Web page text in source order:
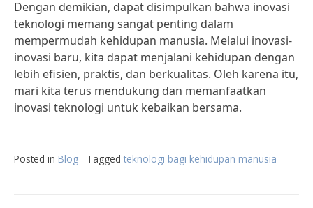
Dengan demikian, dapat disimpulkan bahwa inovasi
teknologi memang sangat penting dalam
mempermudah kehidupan manusia. Melalui inovasi-
inovasi baru, kita dapat menjalani kehidupan dengan
lebih efisien, praktis, dan berkualitas. Oleh karena itu,
mari kita terus mendukung dan memanfaatkan
inovasi teknologi untuk kebaikan bersama.
Posted in Blog Tagged teknologi bagi kehidupan manusia